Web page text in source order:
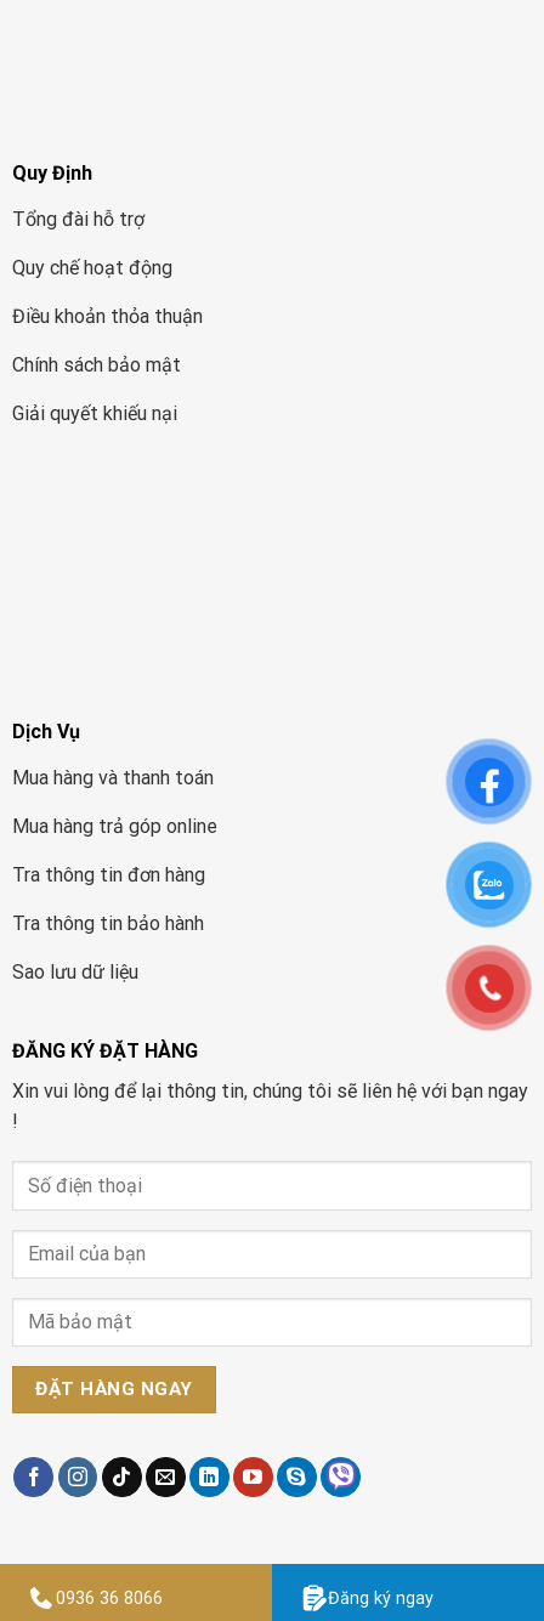
Quy Định
Tổng đài hỗ trợ
Quy chế hoạt động
Điều khoản thỏa thuận
Chính sách bảo mật
Giải quyết khiếu nại
Dịch Vụ
Mua hàng và thanh toán
Mua hàng trả góp online
Tra thông tin đơn hàng
Tra thông tin bảo hành
Sao lưu dữ liệu
ĐĂNG KÝ ĐẶT HÀNG
Xin vui lòng để lại thông tin, chúng tôi sẽ liên hệ với bạn ngay
!
Designed by Thiết kế website Findme
0936 36 8066 Đăng ký ngay